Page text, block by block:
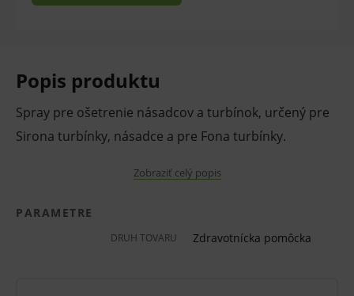
Popis produktu
Spray pre ošetrenie násadcov a turbínok, určený pre
Sirona turbínky, násadce a pre Fona turbínky.
Premazáva a zároveň čistí.
lekárom. Starostlivo si prečítajte informácie o výrobku
Zobraziť celý popis
PARAMETRE
DRUH TOVARU Zdravotnícka pomôcka